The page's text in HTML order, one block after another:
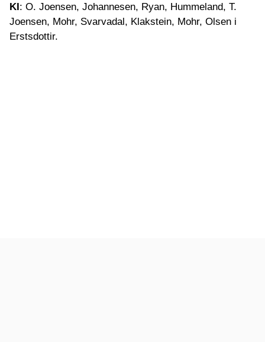
KI: O. Joensen, Johannesen, Ryan, Hummeland, T.
Joensen, Mohr, Svarvadal, Klakstein, Mohr, Olsen i
Erstsdottir.